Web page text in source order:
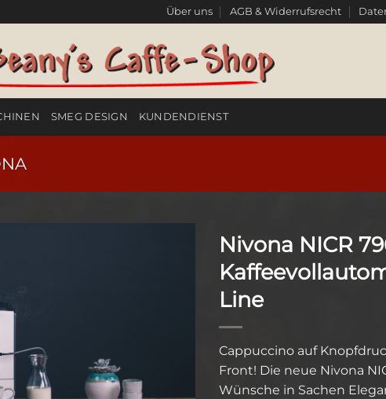
Über uns AGB & Widerrufsrecht
SMEG DESIGN KUNDENDIENST
Nivona NICR
Line
Cappuccino auf
Front! Die neue Nivona
Wünsche in Sachen